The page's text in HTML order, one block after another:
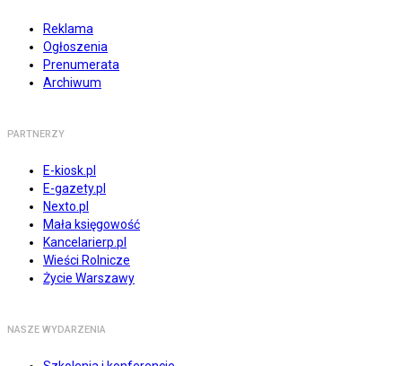
Reklama
Ogłoszenia
Prenumerata
Archiwum
PARTNERZY
E-kiosk.pl
E-gazety.pl
Nexto.pl
Mała księgowość
Kancelarierp.pl
Wieści Rolnicze
Życie Warszawy
NASZE WYDARZENIA